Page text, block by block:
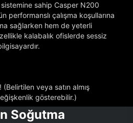
sahip Casper N200
performanslı çalışma koşullarına
sağlarken hem de yeterli
kalabalık ofislerde sessiz
veya satın almış
gösterebilir.)
Soğutma